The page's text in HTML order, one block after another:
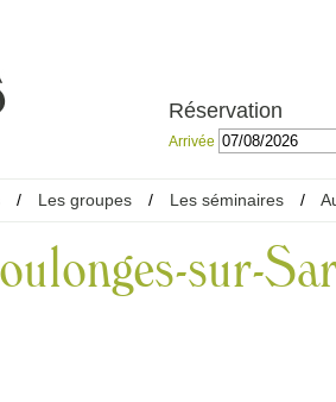
Réservation
Arrivée
/ Les groupes / Les séminaires /
sur-